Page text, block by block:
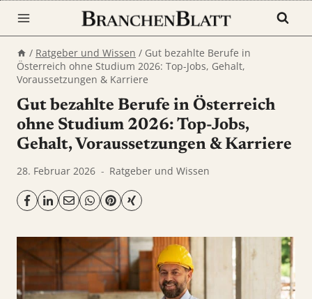
Inhalt
springen
/ Ratgeber und Wissen / Gut bezahlte Berufe in
Österreich ohne Studium 2026: Top-Jobs, Gehalt,
Voraussetzungen & Karriere
Gut bezahlte Berufe in Österreich
ohne Studium 2026: Top-Jobs,
Gehalt, Voraussetzungen & Karriere
28. Februar 2026 Ratgeber und Wissen